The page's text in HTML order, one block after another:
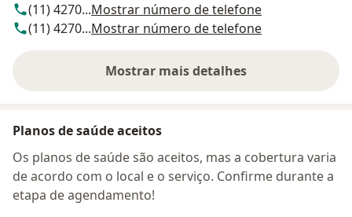
(11) 4270...Mostrar número de telefone
(11) 4270...Mostrar número de telefone
Mostrar mais detalhes
sobre o endereço
Planos de saúde aceitos
Os planos de saúde são aceitos, mas a cobertura varia
de acordo com o local e o serviço. Confirme durante a
etapa de agendamento!